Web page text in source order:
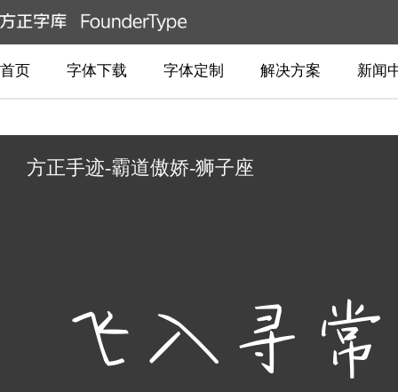
首页 字体下载 字体定制 解决方案 新闻
方正手迹-霸道傲娇-狮子座
飞入寻